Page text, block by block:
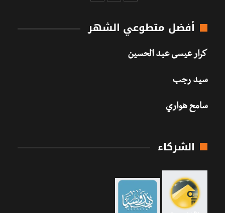
أفضل متطوعي الشهر
كرار عيسى عبد الحسين
سيد رجب
سامح هواري
الشركاء